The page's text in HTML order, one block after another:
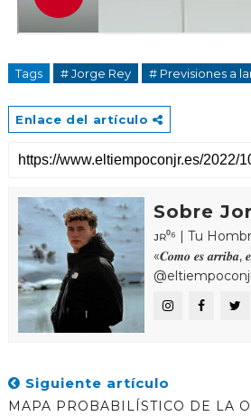
Tags # Jorge Rey # Previsiones a
Enlace del artículo
Sobre
ᴊʀ⁰⁶ | Tu
«𝑪𝒐𝒎𝒐 𝒆𝒔 𝒂𝒓𝒓𝒊𝒃𝒂,
Siguiente artículo
MAPA PROBABILÍSTICO DE LA